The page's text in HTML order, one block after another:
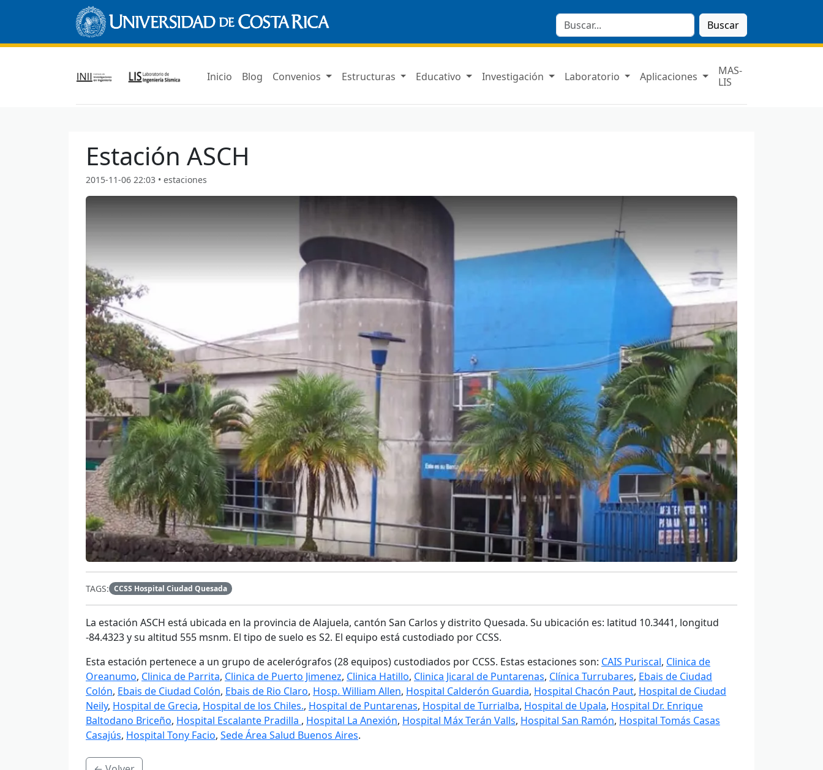
Buscar
Inicio Blog Convenios Estructuras Educativo Investigación Laboratorio Aplicaciones
MAS-
LIS
Estación ASCH
2015-11-06 22:03 • estaciones
TAGS: CCSS Hospital Ciudad Quesada
La estación ASCH está ubicada en la provincia de Alajuela, cantón San Carlos y distrito Quesada. Su ubicación es: latitud 10.3441, longitud
-84.4323 y su altitud 555 msnm. El tipo de suelo es S2. El equipo está custodiado por CCSS.
Esta estación pertenece a un grupo de acelerógrafos (28 equipos) custodiados por CCSS. Estas estaciones son: CAIS Puriscal, Clinica de
Oreanumo, Clinica de Parrita, Clinica de Puerto Jimenez, Clinica Hatillo, Clinica Jicaral de Puntarenas, Clínica Turrubares, Ebais de Ciudad
Colón, Ebais de Ciudad Colón, Ebais de Rio Claro, Hosp. William Allen, Hospital Calderón Guardia, Hospital Chacón Paut, Hospital de Ciudad
Neily, Hospital de Grecia, Hospital de los Chiles., Hospital de Puntarenas, Hospital de Turrialba, Hospital de Upala, Hospital Dr. Enrique
Baltodano Briceño, Hospital Escalante Pradilla , Hospital La Anexión, Hospital Máx Terán Valls, Hospital San Ramón, Hospital Tomás Casas
Casajús, Hospital Tony Facio, Sede Área Salud Buenos Aires.